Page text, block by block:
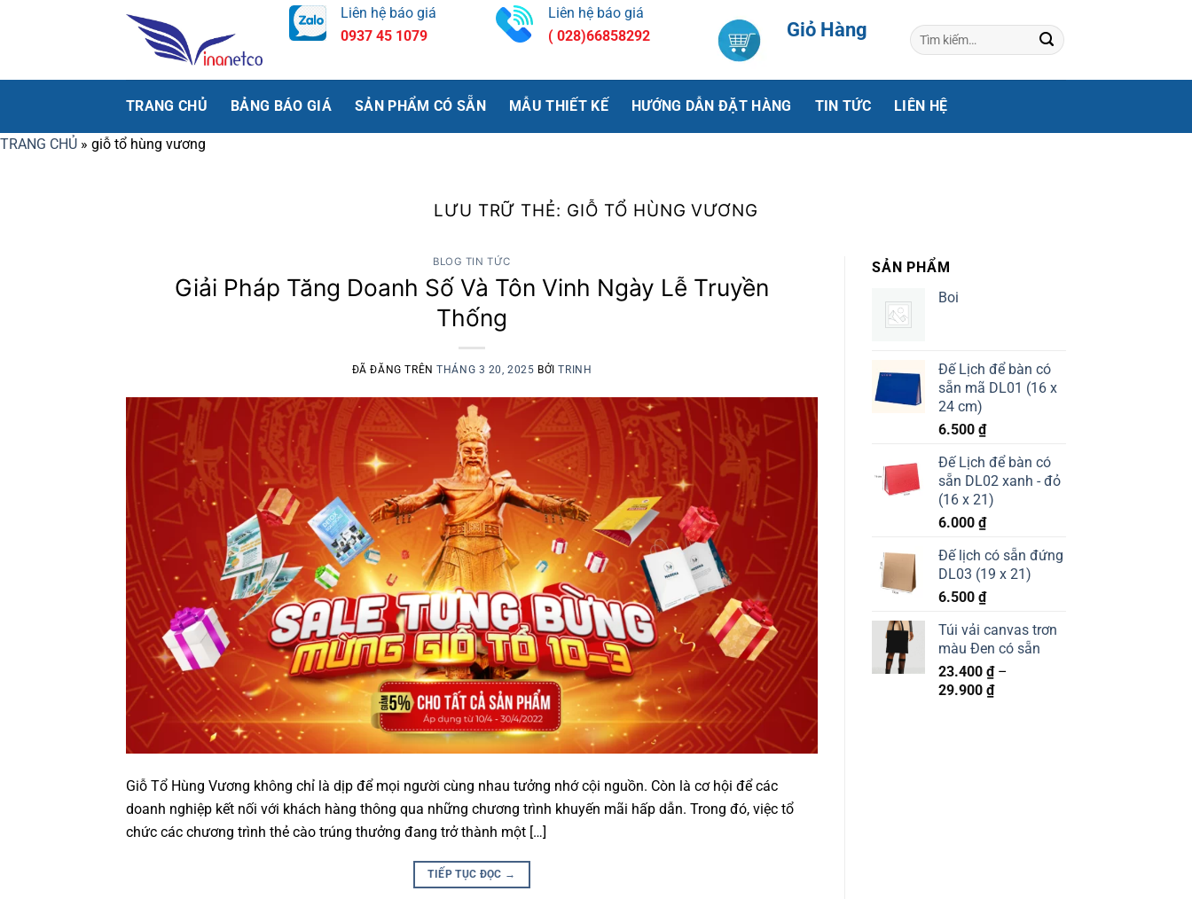
dung
Liên hệ báo giá
0937 45 1079
Liên hệ báo giá
( 028)66858292
Giỏ Hàng
Tìm
kiếm:
TRANG CHỦ BẢNG BÁO GIÁ SẢN PHẨM CÓ SẴN MẪU THIẾT KẾ HƯỚNG DẪN ĐẶT HÀNG TIN TỨC LIÊN HỆ
TRANG CHỦ » giỗ tổ hùng vương
LƯU TRỮ THẺ: GIỖ TỔ HÙNG VƯƠNG
BLOG TIN TỨC
Giải Pháp Tăng Doanh Số Và Tôn Vinh Ngày Lễ Truyền
Thống
ĐÃ ĐĂNG TRÊNTHÁNG 3 20, 2025 BỞITRINH
Giỗ Tổ Hùng Vương không chỉ là dịp để mọi người cùng nhau tưởng nhớ cội nguồn. Còn là cơ hội để các
doanh nghiệp kết nối với khách hàng thông qua những chương trình khuyến mãi hấp dẫn. Trong đó, việc tổ
chức các chương trình thẻ cào trúng thưởng đang trở thành một […]
TIẾP TỤC ĐỌC →
SẢN PHẨM
Boi
Đế Lịch để bàn có
sẵn mã DL01 (16 x
24 cm)
6.500 ₫
Đế Lịch để bàn có
sẵn DL02 xanh - đỏ
(16 x 21)
6.000 ₫
Đế lịch có sẵn đứng
DL03 (19 x 21)
6.500 ₫
Túi vải canvas trơn
màu Đen có sẵn
23.400 ₫ –
29.900 ₫Khoảng